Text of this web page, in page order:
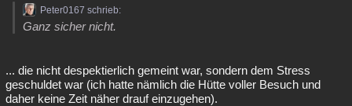
Peter0167 schrieb:
Ganz sicher nicht.
... die nicht despektierlich gemeint war, sondern dem Stress
geschuldet war (ich hatte nämlich die Hütte voller Besuch und
daher keine Zeit näher drauf einzugehen).